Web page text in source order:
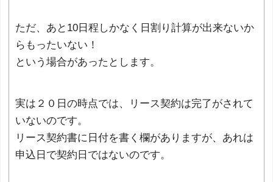
ただ、あと10日程しかなく日割り計算が出来ないか
らもったいない！
という場合があったとします。
実は２０日の時点では、リース契約は完了がされて
いないのです。
リース契約書に日付を書く欄がありますが、あれは
申込日で契約日ではないのです。